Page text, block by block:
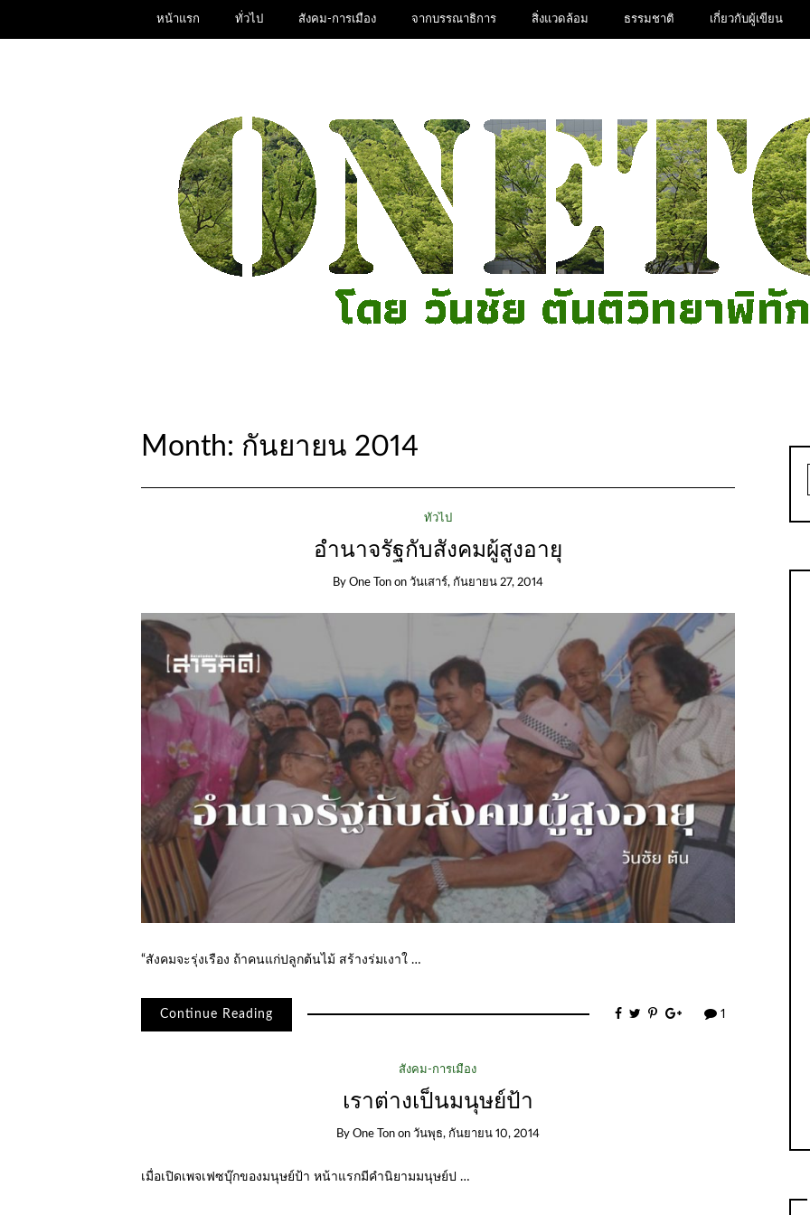
หน้าแรก ทั่วไป สังคม-การเมือง จากบรรณาธิการ สิ่งแวดล้อม ธรรมชาติ เกี่ยวกับผู้เขียน
Month: กันยายน 2014
ทั่วไป
อำนาจรัฐกับสังคมผู้สูงอายุ
By One Ton on วันเสาร์, กันยายน 27, 2014
“สังคมจะรุ่งเรือง ถ้าคนแก่ปลูกต้นไม้ สร้างร่มเงาใ …
Continue Reading 1
สังคม-การเมือง
เราต่างเป็นมนุษย์ป้า
By One Ton on วันพุธ, กันยายน 10, 2014
เมื่อเปิดเพจเฟซบุ๊กของมนุษย์ป้า หน้าแรกมีคำนิยามมนุษย์ป …